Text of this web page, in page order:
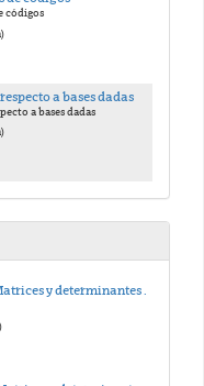
códigos
a bases dadas
a bases dadas
BLOQUE A-II Matrices y determinantes - Determinante Linea